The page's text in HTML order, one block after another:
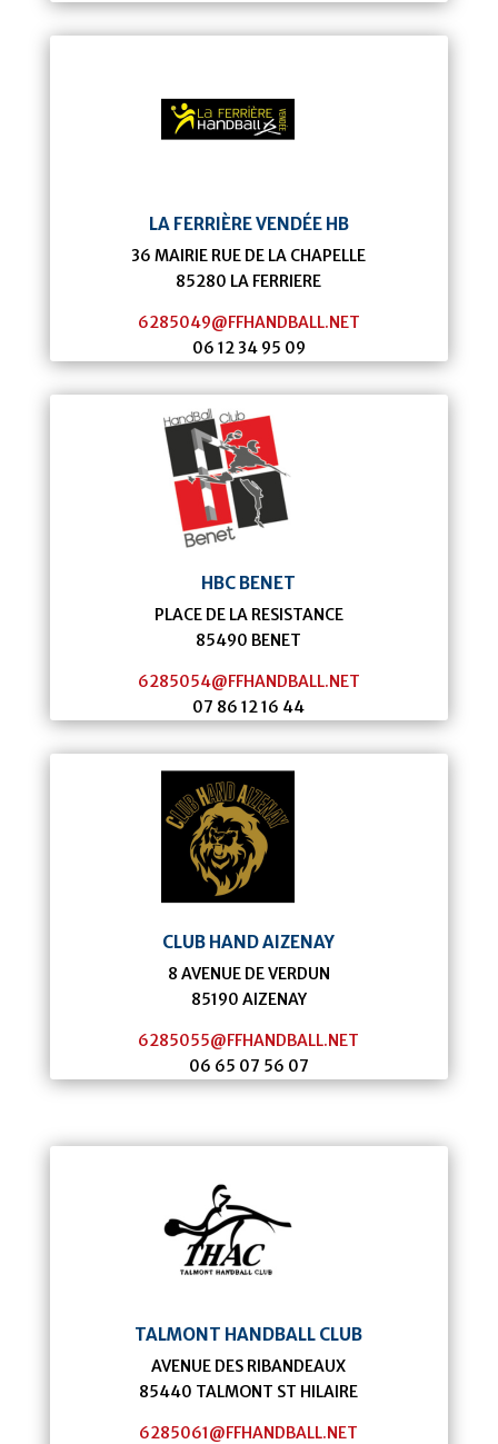
LA FERRIÈRE VENDÉE HB
36 MAIRIE RUE DE LA CHAPELLE
85280 LA FERRIERE
6285049@FFHANDBALL.NET
06 12 34 95 09
HBC BENET
PLACE DE LA RESISTANCE
85490 BENET
6285054@FFHANDBALL.NET
07 86 12 16 44
CLUB HAND AIZENAY
8 AVENUE DE VERDUN
85190 AIZENAY
6285055@FFHANDBALL.NET
06 65 07 56 07
TALMONT HANDBALL CLUB
AVENUE DES RIBANDEAUX
85440 TALMONT ST HILAIRE
6285061@FFHANDBALL.NET